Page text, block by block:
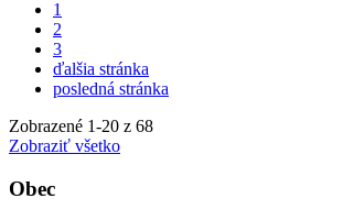
1
2
3
ďalšia stránka
posledná stránka
Zobrazené 1-20 z 68
Zobraziť všetko
Obec